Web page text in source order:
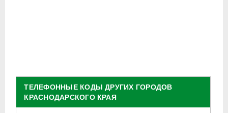
ТЕЛЕФОННЫЕ КОДЫ ДРУГИХ ГОРОДОВ
КРАСНОДАРСКОГО КРАЯ